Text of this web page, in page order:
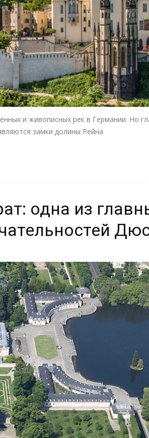
и живописных рек в Германии. Но
замки долины Рейна
одна из